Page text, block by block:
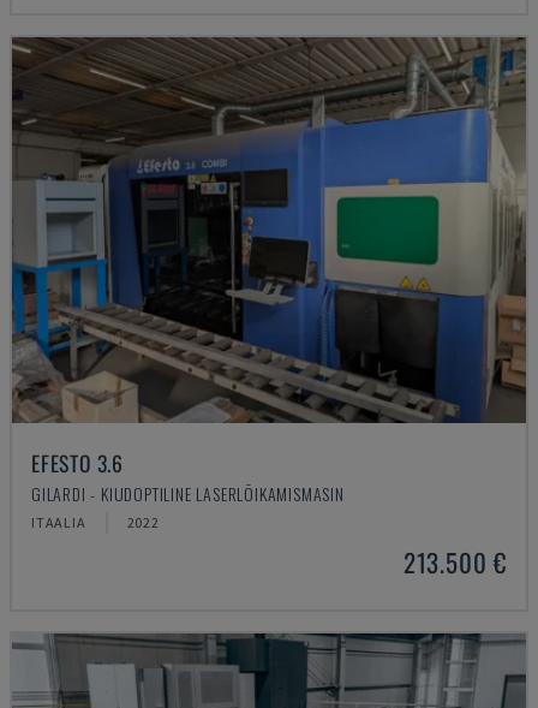
EFESTO 3.6
GILARDI - KIUDOPTILINE LASERLÕIKAMISMASIN
ITAALIA 2022
213.500 €